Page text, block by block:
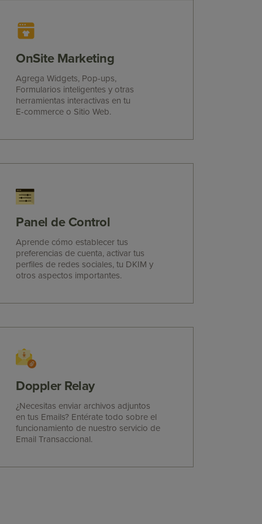
OnSite Marketing
Agrega Widgets, Pop-ups,
Formularios inteligentes y otras
herramientas interactivas en tu
E-commerce o Sitio Web.
Panel de Control
Aprende cómo establecer tus
preferencias de cuenta, activar tus
perfiles de redes sociales, tu DKIM y
otros aspectos importantes.
Doppler Relay
¿Necesitas enviar archivos adjuntos
en tus Emails? Entérate todo sobre el
funcionamiento de nuestro servicio de
Email Transaccional.